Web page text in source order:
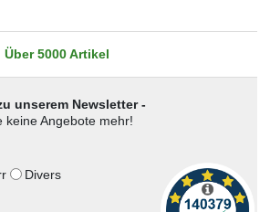
Über 5000 Artikel
unserem Newsletter -
keine Angebote mehr!
Divers